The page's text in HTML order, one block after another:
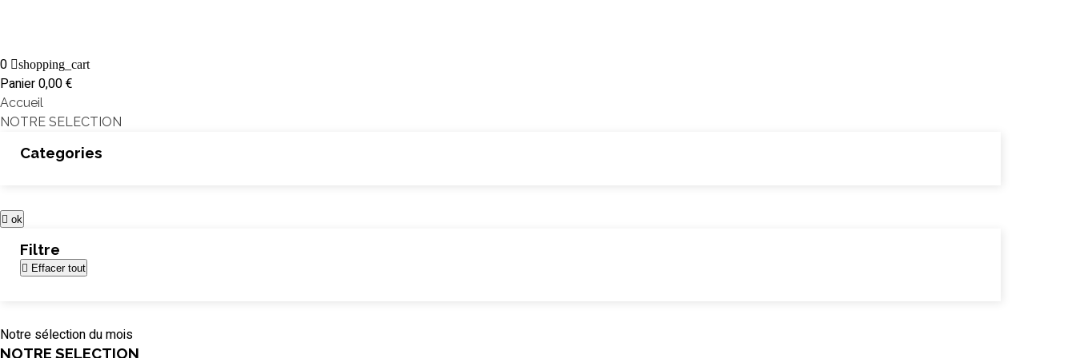
0 shopping_cart
Panier0,00 €
Accueil
NOTRE SELECTION
Categories
 ok
Filtre
 Effacer tout
Notre sélection du mois
NOTRE SELECTION